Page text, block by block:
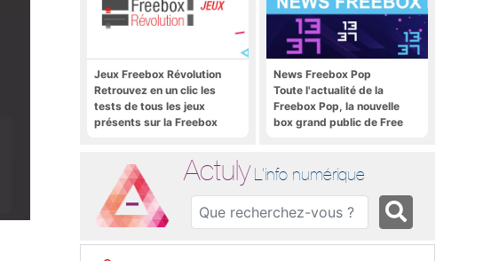
Jeux Freebox Révolution
Retrouvez en un clic les
tests de tous les jeux
présents sur la Freebox
News Freebox Pop
Toute l'actualité de la
Freebox Pop, la nouvelle
box grand public de Free
Actuly L'info numérique